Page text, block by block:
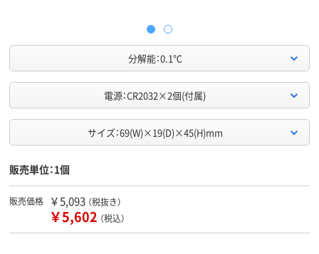
分解能：0.1℃
電源：CR2032×2個(付属)
サイズ：69(W)×19(D)×45(H)mm
販売単位：1個
販売価格 ￥5,093 （税抜き）
￥5,602 （税込）